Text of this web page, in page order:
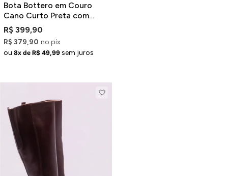
Bota Bottero em Couro
Cano Curto Preta com
Recortes
R$ 399,90
R$ 379,90 no pix
ou 8x de R$ 49,99 sem juros